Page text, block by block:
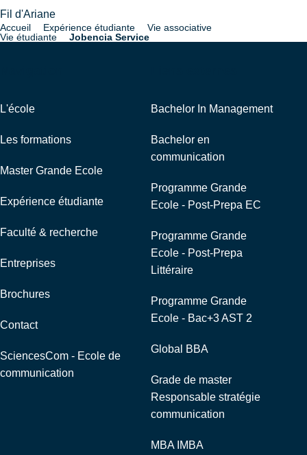
Fil d'Ariane
Accueil Expérience étudiante
Vie associative
Vie étudiante
Jobencia Service
L'école
Les formations
Master Grande Ecole
Expérience étudiante
Faculté & recherche
Entreprises
Brochures
Contact
SciencesCom - Ecole de
communication
Bachelor In Management
Bachelor en
communication
Programme Grande
Ecole - Post-Prepa EC
Programme Grande
Ecole - Post-Prepa
Littéraire
Programme Grande
Ecole - Bac+3 AST 2
Global BBA
Grade de master
Responsable stratégie
communication
MBA IMBA